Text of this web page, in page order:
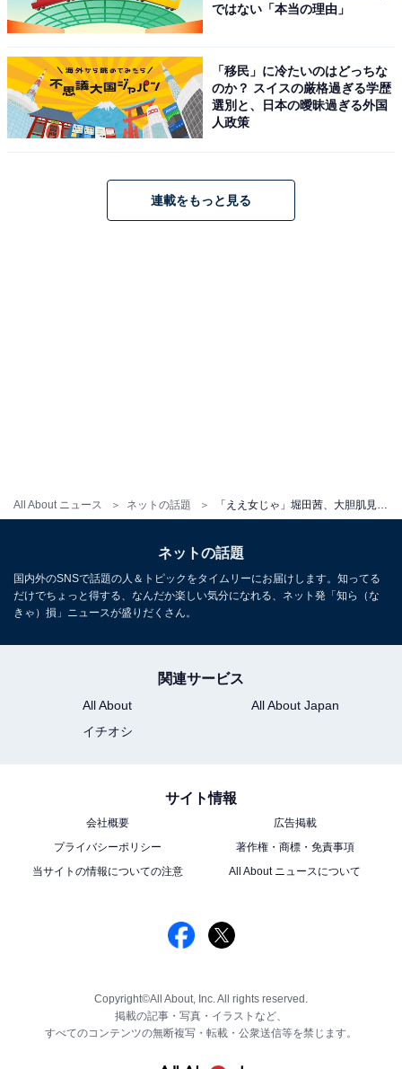
All About ニュース ネットの話題
ではない「本当の理由」
「移民」に冷たいのはどっちな
のか？ スイスの厳格過ぎる学歴
選別と、日本の曖昧過ぎる外国
人政策
連載をもっと見る
ネットの話題
国内外のSNSで話題の人＆トピックをタイムリーにお届けします。知ってる
だけでちょっと得する、なんだか楽しい気分になれる、ネット発「知ら（な
きゃ）損」ニュースが盛りだくさん。
関連サービス
All About
All About Japan
イチオシ
サイト情報
会社概要
広告掲載
プライバシーポリシー
著作権・商標・免責事項
当サイトの情報についての注意
All About ニュースについて
Copyright©All About, Inc. All rights reserved.
掲載の記事・写真・イラストなど、
すべてのコンテンツの無断複写・転載・公衆送信等を禁じます。